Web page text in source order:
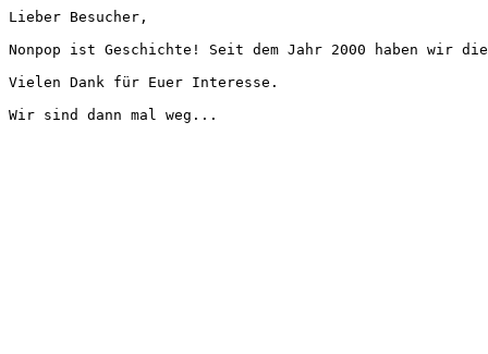
Lieber Besucher,
Nonpop ist Geschichte! Seit dem Jahr 2000 haben wir
Vielen Dank für Euer Interesse.
Wir sind dann mal weg...